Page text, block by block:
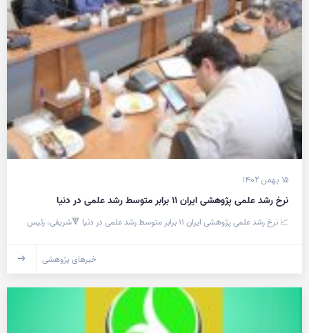
۱۵ بهمن ۱۴۰۲
نرخ رشد علمی پژوهشی ایران ۱۱ برابر متوسط رشد علمی در دنیا
📈 نرخ رشد علمی پژوهشی ایران ۱۱ برابر متوسط رشد علمی در دنیا 🔻شریفی، رئیس
خبرهای پژوهشی